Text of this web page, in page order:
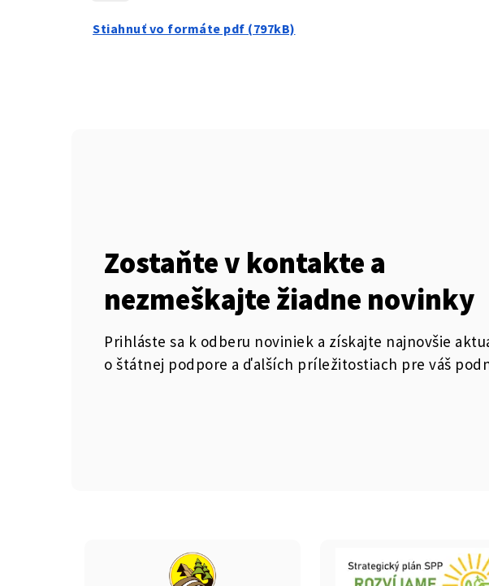
Stiahnuť vo formáte pdf (797kB)
Zostaňte v kontakte a
nezmeškajte žiadne novinky
Prihláste sa k odberu noviniek a získajte najnovšie
o štátnej podpore a ďalších príležitostiach pre váš